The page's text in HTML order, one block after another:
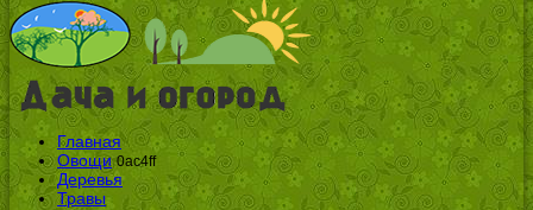
Главная
Овощи 0ac4ff
Деревья
Травы